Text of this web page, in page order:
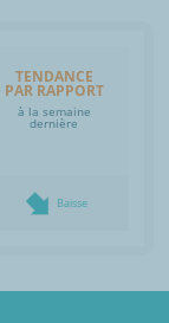
TENDANCE
PAR RAPPORT
à la semaine
dernière
Baisse